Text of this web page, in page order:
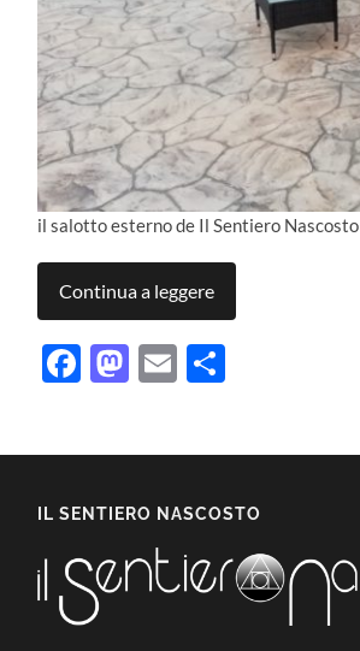
il salotto esterno de Il Sentiero Nascosto
Continua a leggere
Facebook
Mastodon
Email
IL SENTIERO NASCOSTO